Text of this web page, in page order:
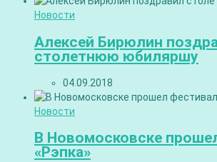
Новости
Алексей Бирюлин
столетнюю юбиляршу
04.09.2018
Новости
В Новомосковске
«Рэпка»